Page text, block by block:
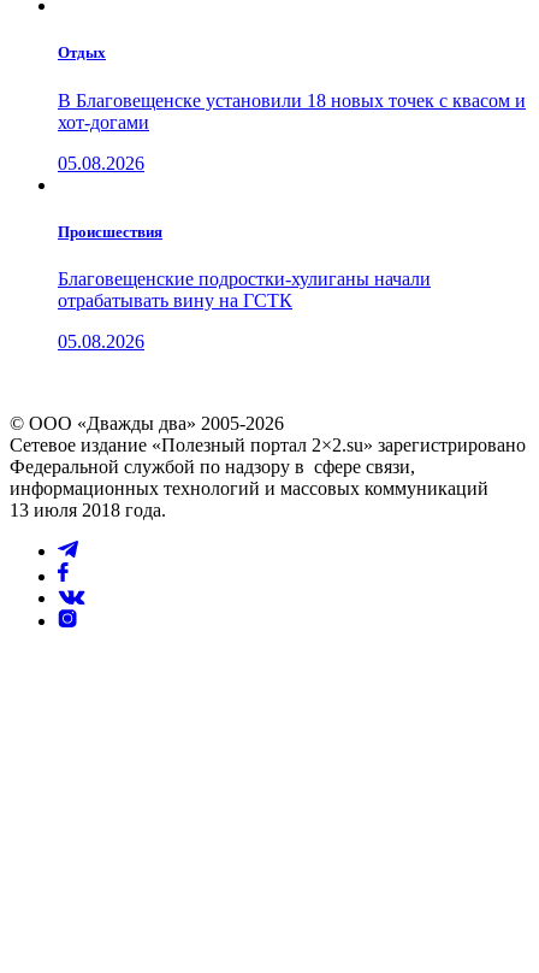
Отдых
В Благовещенске установили 18 новых точек с квасом и
хот-догами
05.08.2026
Проиcшествия
Благовещенские подростки-хулиганы начали
отрабатывать вину на ГСТК
05.08.2026
© ООО «Дважды два» 2005-2026
Сетевое издание «Полезный портал 2×2.su» зарегистрировано
Федеральной службой по надзору в сфере связи,
информационных технологий и массовых коммуникаций
13 июля 2018 года.